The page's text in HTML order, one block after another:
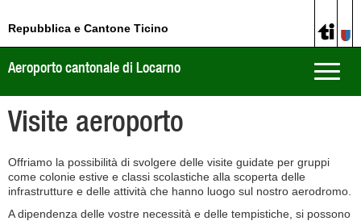
Repubblica e Cantone Ticino
Toggle
Aeroporto cantonale di Locarno
Visite aeroporto
Offriamo la possibilità di svolgere delle visite guidate per gruppi
come colonie estive e classi scolastiche alla scoperta delle
infrastrutture e delle attività che hanno luogo sul nostro aerodromo.
A dipendenza delle vostre necessità e delle tempistiche, si possono